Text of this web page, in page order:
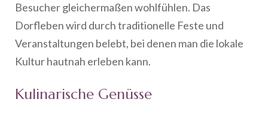
Besucher gleichermaßen wohlfühlen. Das
Dorfleben wird durch traditionelle Feste und
Veranstaltungen belebt, bei denen man die lokale
Kultur hautnah erleben kann.
Kulinarische Genüsse